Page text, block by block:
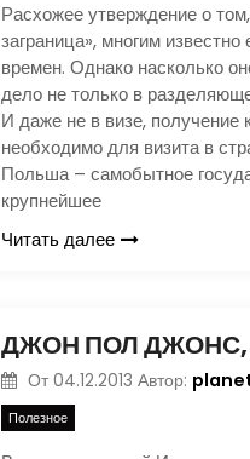
Расхожее утверждение о
заграница», многим
времен. Однако насколько
дело не только в
И даже не в визе, получение
необходимо для визита в
Польша – самобытное
крупнейшее
Читать далее
От 04.12.2013 Автор:
Полезное